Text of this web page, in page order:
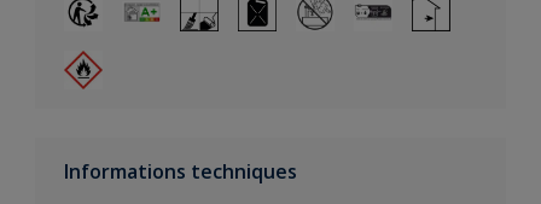
Informations techniques